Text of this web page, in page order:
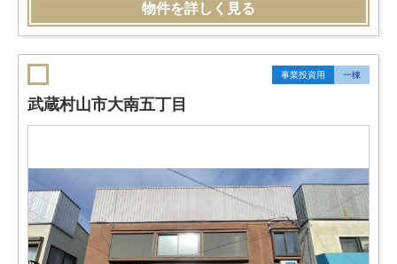
物件を詳しく見る
事業投資用 一棟
武蔵村山市大南五丁目